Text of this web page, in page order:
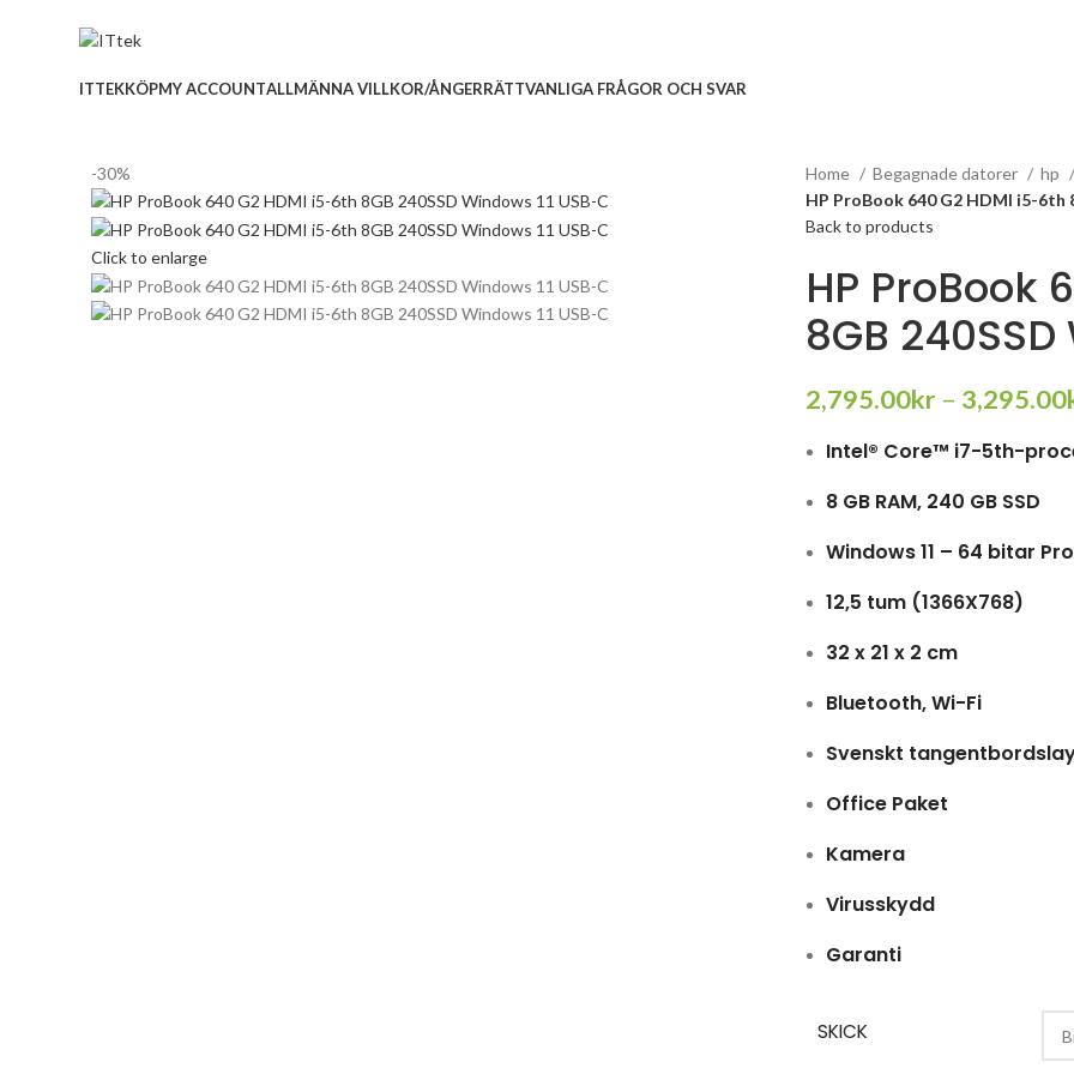
ITTEKKÖPMY ACCOUNTALLMÄNNA VILLKOR/ÅNGERRÄTTVANLIGA FRÅGOR OCH SVAR
-30%
Click to enlarge
Home Begagnade datorer
hp
HP ProBook 640 G2 HDMI i5-6th
Back to products
HP ProBook
8GB
2,795.00kr – 3,295.00
Intel® Core™ i7-5th-
8 GB RAM, 240 GB SSD
Windows 11 – 64 bitar
12,5 tum (1366X768)
32 x 21 x 2 cm
Bluetooth, Wi-Fi
Svenskt
Office Paket
Kamera
Virusskydd
Garanti
SKICK